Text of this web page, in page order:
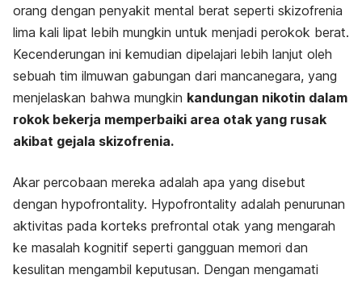
orang dengan penyakit mental berat seperti skizofrenia
lima kali lipat lebih mungkin untuk menjadi perokok berat.
Kecenderungan ini kemudian dipelajari lebih lanjut oleh
sebuah tim ilmuwan gabungan dari mancanegara, yang
menjelaskan bahwa mungkin kandungan nikotin dalam
rokok bekerja memperbaiki area otak yang rusak
akibat gejala skizofrenia.
Akar percobaan mereka adalah apa yang disebut
dengan hypofrontality. Hypofrontality adalah penurunan
aktivitas pada korteks prefrontal otak yang mengarah
ke masalah kognitif seperti gangguan memori dan
kesulitan mengambil keputusan. Dengan mengamati